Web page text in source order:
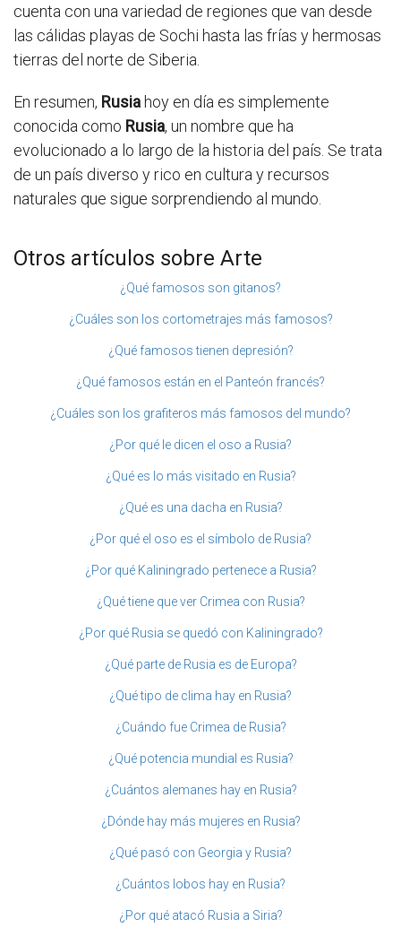
cuenta con una variedad de regiones que van desde
las cálidas playas de Sochi hasta las frías y hermosas
tierras del norte de Siberia.
En resumen, Rusiahoy en día es simplemente
conocida como Rusia, un nombre que ha
evolucionado a lo largo de la historia del país. Se trata
de un país diverso y rico en cultura y recursos
naturales que sigue sorprendiendo al mundo.
Otros artículos sobre Arte
¿Qué famosos son gitanos?
¿Cuáles son los cortometrajes más famosos?
¿Qué famosos tienen depresión?
¿Qué famosos están en el Panteón francés?
¿Cuáles son los grafiteros más famosos del mundo?
¿Por qué le dicen el oso a Rusia?
¿Qué es lo más visitado en Rusia?
¿Qué es una dacha en Rusia?
¿Por qué el oso es el símbolo de Rusia?
¿Por qué Kaliningrado pertenece a Rusia?
¿Qué tiene que ver Crimea con Rusia?
¿Por qué Rusia se quedó con Kaliningrado?
¿Qué parte de Rusia es de Europa?
¿Qué tipo de clima hay en Rusia?
¿Cuándo fue Crimea de Rusia?
¿Qué potencia mundial es Rusia?
¿Cuántos alemanes hay en Rusia?
¿Dónde hay más mujeres en Rusia?
¿Qué pasó con Georgia y Rusia?
¿Cuántos lobos hay en Rusia?
¿Por qué atacó Rusia a Siria?